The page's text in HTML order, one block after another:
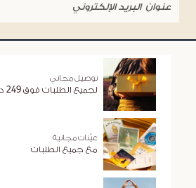
توصيل مجاني
لجميع الطلبات فوق 249 د.إ
عيّنات مجانية
مع جميع الطلبات